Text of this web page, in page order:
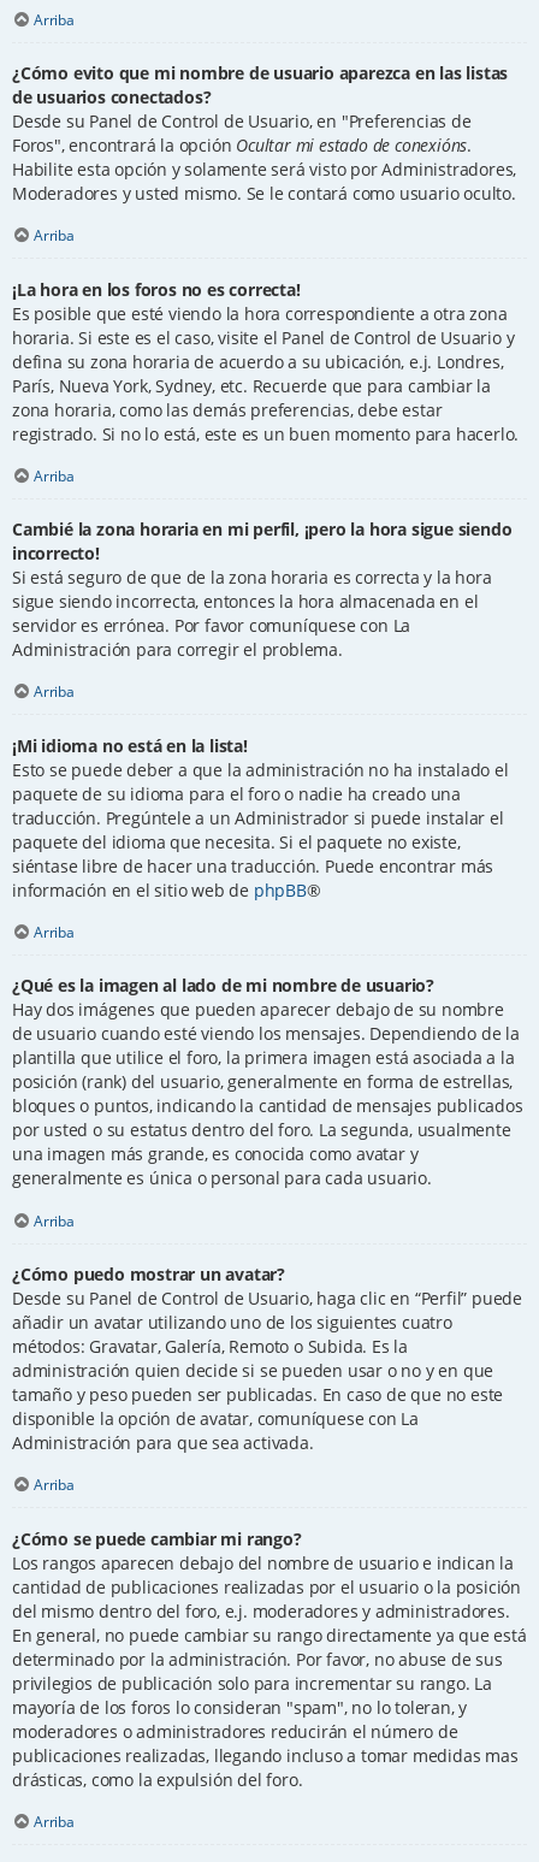
Arriba
¿Cómo evito que mi nombre de usuario aparezca en las listas
de usuarios conectados?
Desde su Panel de Control de Usuario, en "Preferencias de
Foros", encontrará la opción Ocultar mi estado de conexións.
Habilite esta opción y solamente será visto por Administradores,
Moderadores y usted mismo. Se le contará como usuario oculto.
Arriba
¡La hora en los foros no es correcta!
Es posible que esté viendo la hora correspondiente a otra zona
horaria. Si este es el caso, visite el Panel de Control de Usuario y
defina su zona horaria de acuerdo a su ubicación, e.j. Londres,
París, Nueva York, Sydney, etc. Recuerde que para cambiar la
zona horaria, como las demás preferencias, debe estar
registrado. Si no lo está, este es un buen momento para hacerlo.
Arriba
Cambié la zona horaria en mi perfil, ¡pero la hora sigue siendo
incorrecto!
Si está seguro de que de la zona horaria es correcta y la hora
sigue siendo incorrecta, entonces la hora almacenada en el
servidor es errónea. Por favor comuníquese con La
Administración para corregir el problema.
Arriba
¡Mi idioma no está en la lista!
Esto se puede deber a que la administración no ha instalado el
paquete de su idioma para el foro o nadie ha creado una
traducción. Pregúntele a un Administrador si puede instalar el
paquete del idioma que necesita. Si el paquete no existe,
siéntase libre de hacer una traducción. Puede encontrar más
información en el sitio web de phpBB®
Arriba
¿Qué es la imagen al lado de mi nombre de usuario?
Hay dos imágenes que pueden aparecer debajo de su nombre
de usuario cuando esté viendo los mensajes. Dependiendo de la
plantilla que utilice el foro, la primera imagen está asociada a la
posición (rank) del usuario, generalmente en forma de estrellas,
bloques o puntos, indicando la cantidad de mensajes publicados
por usted o su estatus dentro del foro. La segunda, usualmente
una imagen más grande, es conocida como avatar y
generalmente es única o personal para cada usuario.
Arriba
¿Cómo puedo mostrar un avatar?
Desde su Panel de Control de Usuario, haga clic en “Perfil” puede
añadir un avatar utilizando uno de los siguientes cuatro
métodos: Gravatar, Galería, Remoto o Subida. Es la
administración quien decide si se pueden usar o no y en que
tamaño y peso pueden ser publicadas. En caso de que no este
disponible la opción de avatar, comuníquese con La
Administración para que sea activada.
Arriba
¿Cómo se puede cambiar mi rango?
Los rangos aparecen debajo del nombre de usuario e indican la
cantidad de publicaciones realizadas por el usuario o la posición
del mismo dentro del foro, e.j. moderadores y administradores.
En general, no puede cambiar su rango directamente ya que está
determinado por la administración. Por favor, no abuse de sus
privilegios de publicación solo para incrementar su rango. La
mayoría de los foros lo consideran "spam", no lo toleran, y
moderadores o administradores reducirán el número de
publicaciones realizadas, llegando incluso a tomar medidas mas
drásticas, como la expulsión del foro.
Arriba